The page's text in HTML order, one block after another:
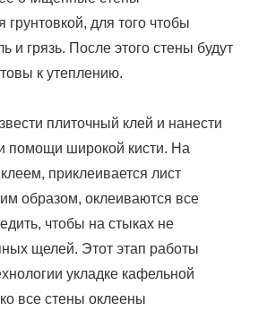
для того чтобы
и грязь. После этого стены будут
к утеплению.
плиточный клей и нанести
помощи широкой кисти. На
приклеивается лист
образом, оклеиваются все
чтобы на стыках не
щелей. Этот этап работы
укладке кафельной
все стены оклеены